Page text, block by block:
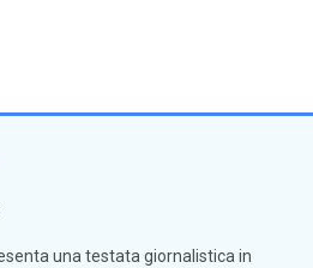
una testata giornalistica in